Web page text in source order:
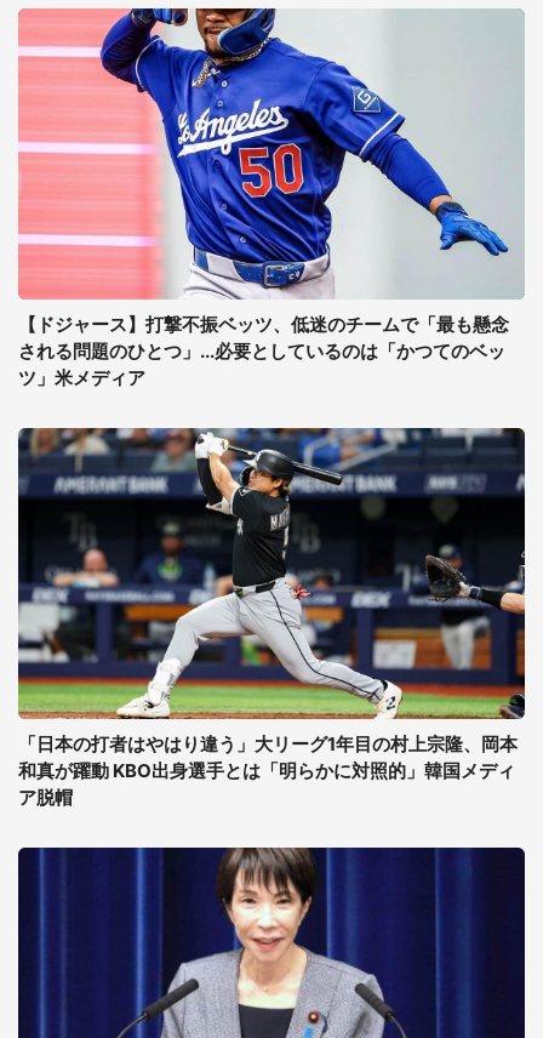
【ドジャース】打撃不振ベッツ、低迷のチームで「最も懸念
される問題のひとつ」...必要としているのは「かつてのベッ
ツ」米メディア
「日本の打者はやはり違う」大リーグ1年目の村上宗隆、岡本
和真が躍動 KBO出身選手とは「明らかに対照的」韓国メディ
ア脱帽